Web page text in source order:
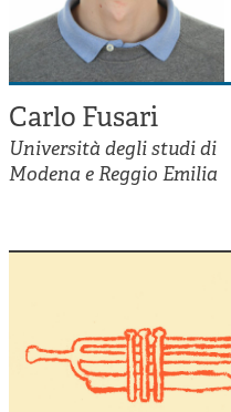
Colophon
Argomenti
Autori
Argomenti
Workshop Impresa Sociale
Impresa sociale,
Innovazione sociale
Cooperative di comunità
Acini di fuoco - Dossier
Chi siamo
Contatti
Sostienici
Carlo Fusari
Università degli studi di
Modena e Reggio Emilia